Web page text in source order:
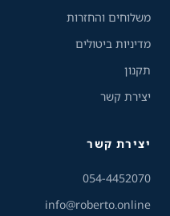
משלוחים והחזרות
מדיניות ביטולים
תקנון
יצירת קשר
יצירת קשר
054-4452070
info@roberto.online